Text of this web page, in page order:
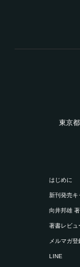
東京
はじめに
新刊発売キ
向井邦雄
著書レビュ
メルマガ登
LINE